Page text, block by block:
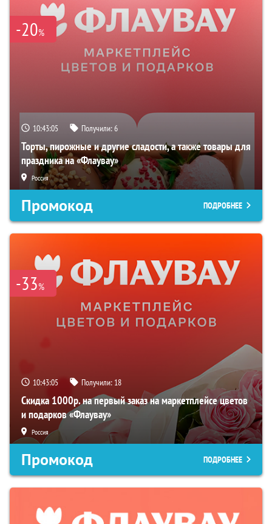
-20%
10:43:04 Получили:6
Торты, пирожные и другие сладости, а также товары для
праздника на «Флаувау»
Россия
Промокод ПОДРОБНЕЕ
-33%
10:43:04 Получили: 18
Скидка 1000р. на первый заказ на маркетплейсе цветов
и подарков «Флаувау»
Россия
Промокод ПОДРОБНЕЕ